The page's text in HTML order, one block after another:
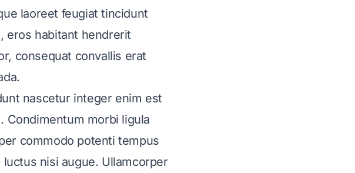
laoreet feugiat tincidunt
eros habitant hendrerit
consequat convallis erat
nascetur integer enim est
Condimentum morbi ligula
commodo potenti tempus
nisi augue. Ullamcorper